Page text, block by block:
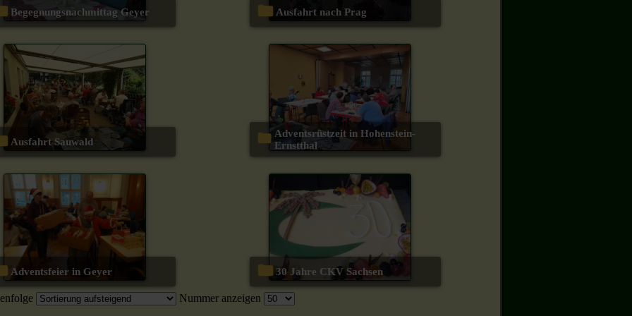
Begegnungsnachmittag Geyer Ausfahrt nach Prag
Ausfahrt Sauwald
Adventsrüstzeit in Hohenstein-
Ernstthal
Adventsfeier in Geyer 30 Jahre CKV Sachsen
Nummer anzeigen